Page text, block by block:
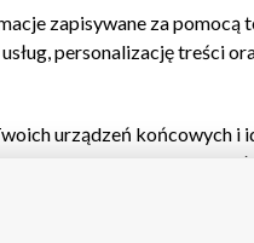
zapisywane za pomocą
personalizację treści
urządzeń końcowych i
oraz
reklam, wyboru
wydajności reklam,